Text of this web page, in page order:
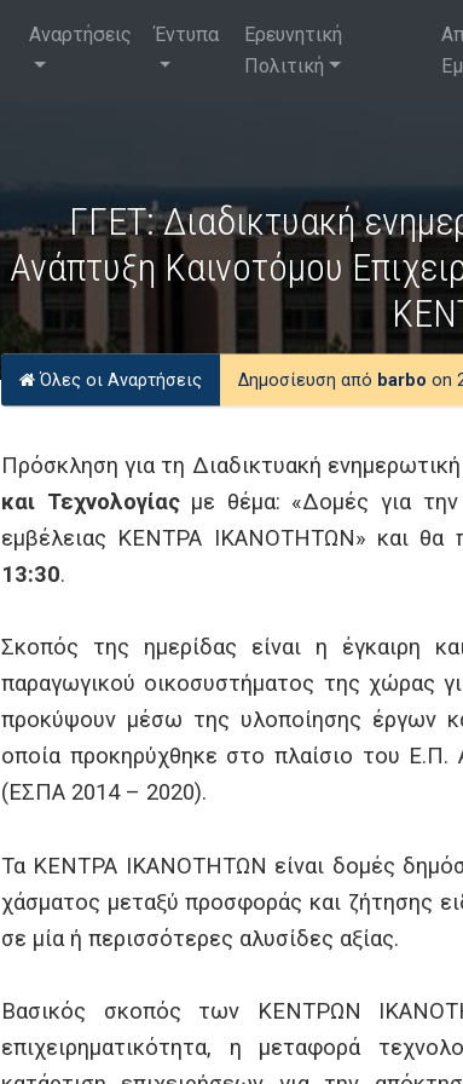
Αναρτήσεις Έντυπα
Ερευνητική
Πολιτική
ΓΓΕΤ: Διαδικτυακή
Ανάπτυξη Καινοτόμου
Όλες οι Αναρτήσεις Δημοσίευση από barbo on
Πρόσκληση για τη Διαδικτυακή
και Τεχνολογίαςμε θέμα: «Δομές για την
εμβέλειας ΚΕΝΤΡΑ ΙΚΑΝΟΤΗΤΩΝ» και θα
13:30.
Σκοπός της ημερίδας είναι η έγκαιρη
παραγωγικού οικοσυστήματος της χώρας
προκύψουν μέσω της υλοποίησης έργων
οποία προκηρύχθηκε στο πλαίσιο του
(ΕΣΠΑ 2014 – 2020).
Τα ΚΕΝΤΡΑ ΙΚΑΝΟΤΗΤΩΝ είναι δομές
χάσματος μεταξύ προσφοράς και ζήτησης
σε μία ή περισσότερες αλυσίδες αξίας.
Βασικός σκοπός των ΚΕΝΤΡΩΝ
επιχειρηματικότητα, η μεταφορά